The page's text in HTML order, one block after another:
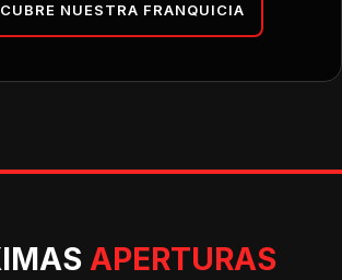
NUESTRA FRANQUICIA
APERTURAS